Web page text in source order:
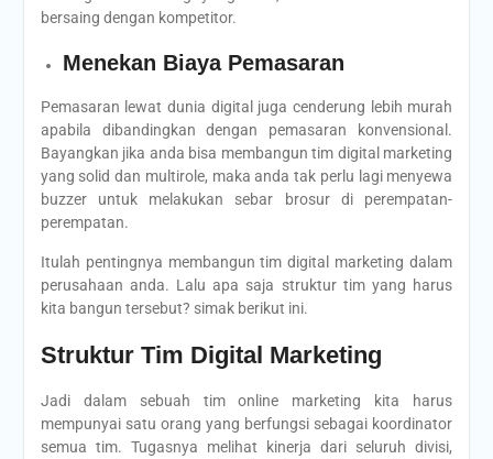
bersaing dengan kompetitor.
Menekan Biaya Pemasaran
Pemasaran lewat dunia digital juga cenderung lebih murah
apabila dibandingkan dengan pemasaran konvensional.
Bayangkan jika anda bisa membangun tim digital marketing
yang solid dan multirole, maka anda tak perlu lagi menyewa
buzzer untuk melakukan sebar brosur di perempatan-
perempatan.
Itulah pentingnya membangun tim digital marketing dalam
perusahaan anda. Lalu apa saja struktur tim yang harus
kita bangun tersebut? simak berikut ini.
Struktur Tim Digital Marketing
Jadi dalam sebuah tim online marketing kita harus
mempunyai satu orang yang berfungsi sebagai koordinator
semua tim. Tugasnya melihat kinerja dari seluruh divisi,